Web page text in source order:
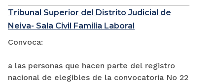
Tribunal Superior del Distrito Judicial de
Neiva- Sala Civil Familia Laboral
Convoca:
a las personas que hacen parte del registro
nacional de elegibles de la convocatoria No 22